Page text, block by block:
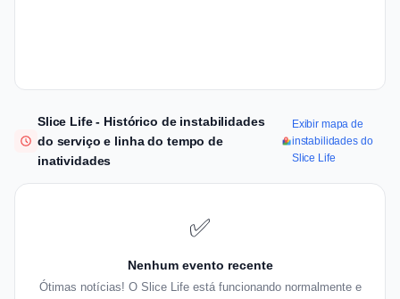
Slice Life - Histórico de instabilidades
do serviço e linha do tempo de
inatividades
Exibir mapa de
instabilidades do
Slice Life
✅
Nenhum evento recente
Ótimas notícias! O Slice Life está funcionando normalmente e